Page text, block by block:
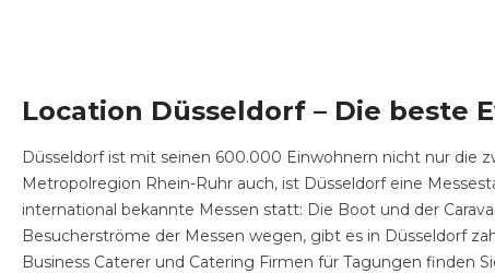
Location Düsseldorf – Die beste
Düsseldorf ist mit seinen 600.000 Einwohnern nicht nur die
Metropolregion Rhein-Ruhr auch, ist Düsseldorf eine
international bekannte Messen statt: Die Boot und der
Besucherströme der Messen wegen, gibt es in Düsseldorf
Business Caterer und Catering Firmen für Tagungen finden